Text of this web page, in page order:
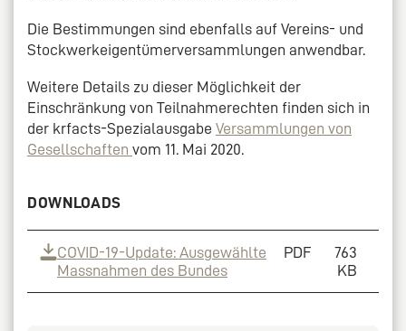
Die Bestimmungen sind ebenfalls auf Vereins- und
Stockwerkeigentümerversammlungen anwendbar.
Weitere Details zu dieser Möglichkeit der
Einschränkung von Teilnahmerechten finden sich in
der krfacts-Spezialausgabe Versammlungen von
Gesellschaften vom 11. Mai 2020.
DOWNLOADS
COVID-19-Update: Ausgewählte
Massnahmen des Bundes
PDF
763
KB